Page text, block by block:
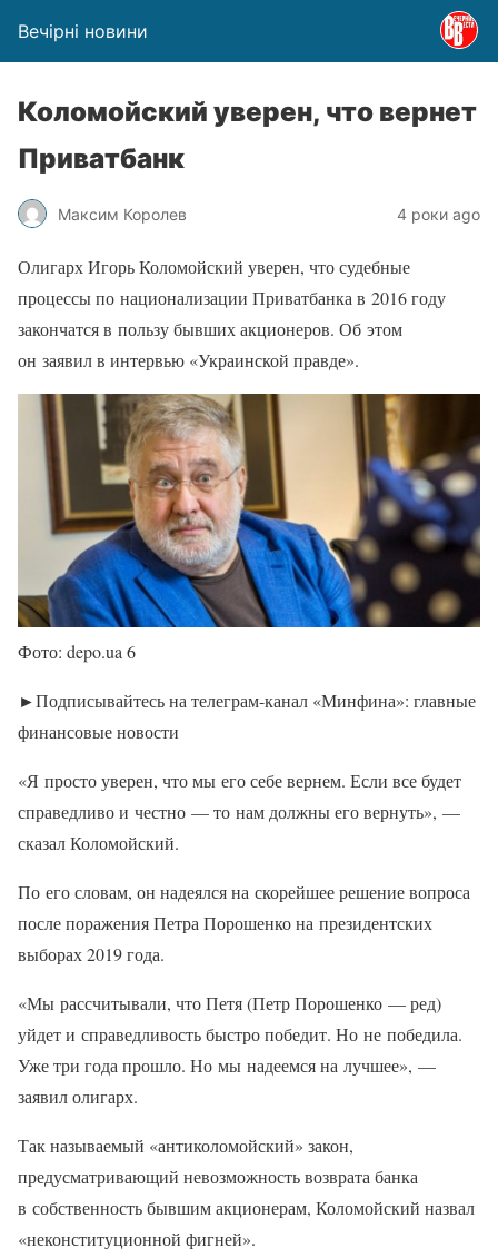
Вечірні новини
Коломойский уверен, что вернет
Приватбанк
Максим Королев 4 роки ago
Олигарх Игорь Коломойский уверен, что судебные
процессы по национализации Приватбанка в 2016 году
закончатся в пользу бывших акционеров. Об этом
он заявил в интервью «Украинской правде».
Фото: depo.ua 6
►Подписывайтесь на телеграм-канал «Минфина»: главные
финансовые новости
«Я просто уверен, что мы его себе вернем. Если все будет
справедливо и честно — то нам должны его вернуть», —
сказал Коломойский.
По его словам, он надеялся на скорейшее решение вопроса
после поражения Петра Порошенко на президентских
выборах 2019 года.
«Мы рассчитывали, что Петя (Петр Порошенко — ред)
уйдет и справедливость быстро победит. Но не победила.
Уже три года прошло. Но мы надеемся на лучшее», —
заявил олигарх.
Так называемый «антиколомойский» закон,
предусматривающий невозможность возврата банка
в собственность бывшим акционерам, Коломойский назвал
«неконституционной фигней».